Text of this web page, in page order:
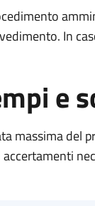
In
e
massima del
accertamenti